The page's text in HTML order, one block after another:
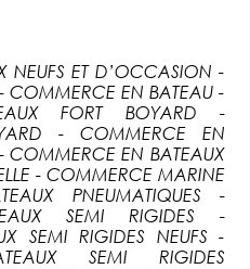
NEUFS ET D’OCCASION -
EN BATEAU -
FORT BOYARD -
- COMMERCE EN
COMMERCE EN BATEAUX
- COMMERCE MARINE
PNEUMATIQUES -
SEMI RIGIDES -
SEMI RIGIDES NEUFS -
SEMI RIGIDES